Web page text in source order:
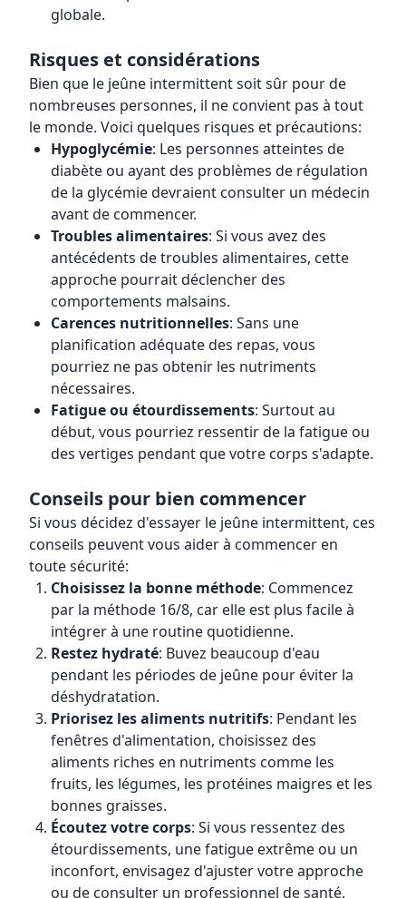
globale.
Risques et considérations
Bien que le jeûne intermittent soit sûr pour de
nombreuses personnes, il ne convient pas à tout
le monde. Voici quelques risques et précautions:
Hypoglycémie: Les personnes atteintes de
diabète ou ayant des problèmes de régulation
de la glycémie devraient consulter un médecin
avant de commencer.
Troubles alimentaires: Si vous avez des
antécédents de troubles alimentaires, cette
approche pourrait déclencher des
comportements malsains.
Carences nutritionnelles: Sans une
planification adéquate des repas, vous
pourriez ne pas obtenir les nutriments
nécessaires.
Fatigue ou étourdissements: Surtout au
début, vous pourriez ressentir de la fatigue ou
des vertiges pendant que votre corps s'adapte.
Conseils pour bien commencer
Si vous décidez d'essayer le jeûne intermittent, ces
conseils peuvent vous aider à commencer en
toute sécurité:
Choisissez la bonne méthode: Commencez
par la méthode 16/8, car elle est plus facile à
intégrer à une routine quotidienne.
Restez hydraté: Buvez beaucoup d'eau
pendant les périodes de jeûne pour éviter la
déshydratation.
Priorisez les aliments nutritifs: Pendant les
fenêtres d'alimentation, choisissez des
aliments riches en nutriments comme les
fruits, les légumes, les protéines maigres et les
bonnes graisses.
Écoutez votre corps: Si vous ressentez des
étourdissements, une fatigue extrême ou un
inconfort, envisagez d'ajuster votre approche
ou de consulter un professionnel de santé.